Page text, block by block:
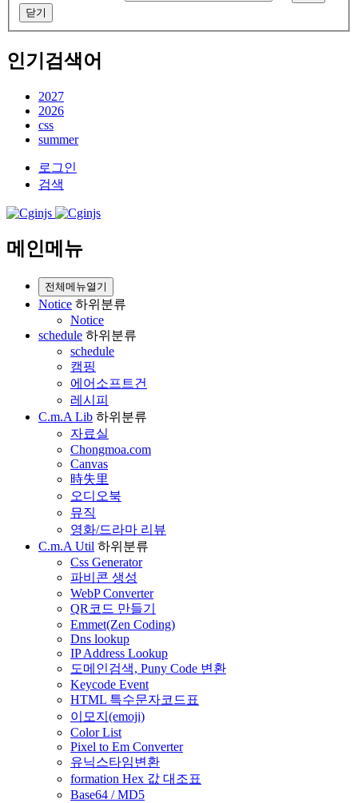
닫기
인기검색어
2027
2026
css
summer
로그인
검색
메인메뉴
전체메뉴열기
Notice 하위분류
Notice
schedule 하위분류
schedule
캠핑
에어소프트건
레시피
C.m.A Lib 하위분류
자료실
Chongmoa.com
Canvas
時失里
오디오북
뮤직
영화/드라마 리뷰
C.m.A Util 하위분류
Css Generator
파비콘 생성
WebP Converter
QR코드 만들기
Emmet(Zen Coding)
Dns lookup
IP Address Lookup
도메인검색, Puny Code 변환
Keycode Event
HTML 특수문자코드표
이모지(emoji)
Color List
Pixel to Em Converter
유닉스타임변환
formation Hex 값 대조표
Base64 / MD5